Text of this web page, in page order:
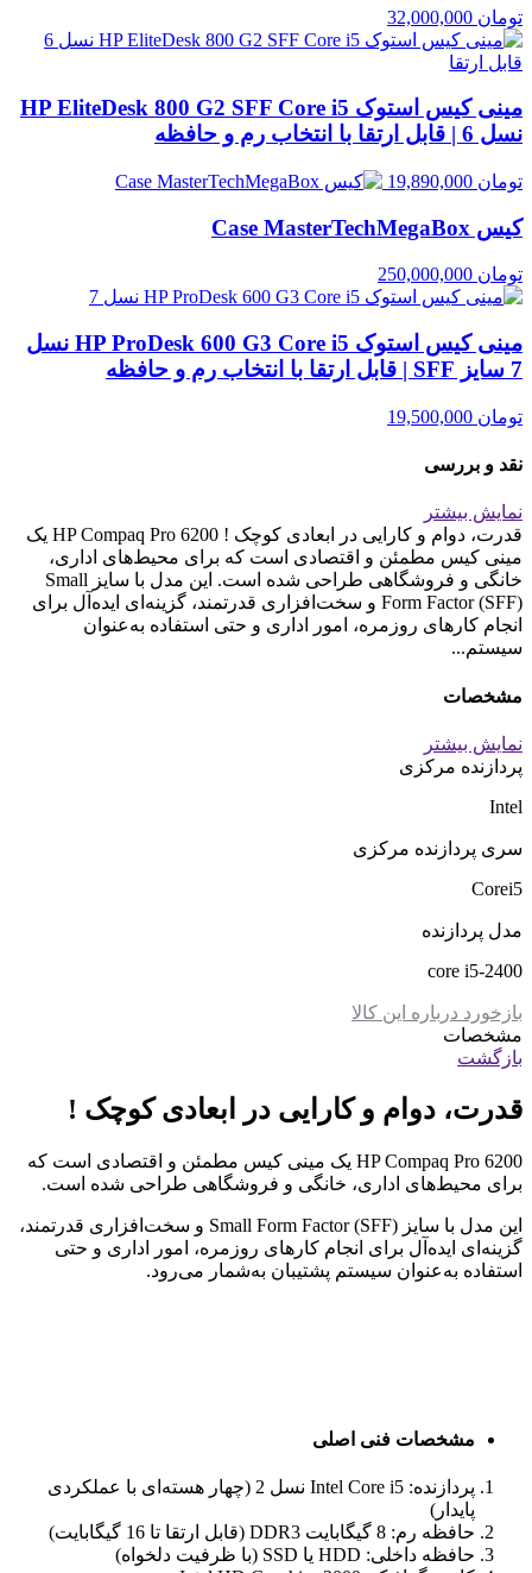
تومان
مینی کیس استوک HP EliteDesk 800 G2 SFF Core i5
نسل 6 | قابل ارتقا با انتخاب رم و حافظه
تومان
کیس Case MasterTechMegaBox
تومان
مینی کیس استوک HP ProDesk 600 G3 Core i5 نسل
7 سایز SFF | قابل ارتقا با انتخاب رم و حافظه
تومان
نقد و بررسی
نمایش بیشتر
قدرت، دوام و کارایی در ابعادی کوچک ! HP Compaq Pro 6200 یک
مینی کیس مطمئن و اقتصادی است که برای محیط‌های اداری،
خانگی و فروشگاهی طراحی شده است. این مدل با سایز Small
Form Factor (SFF) و سخت‌افزاری قدرتمند، گزینه‌ای ایده‌آل برای
انجام کارهای روزمره، امور اداری و حتی استفاده به‌عنوان
سیستم...
مشخصات
نمایش بیشتر
پردازنده مرکزی
Intel
سری پردازنده مرکزی
Corei5
مدل پردازنده
core i5-2400
بازخورد درباره این کالا
مشخصات
بازگشت
قدرت، دوام و کارایی در ابعادی کوچک !
HP Compaq Pro 6200 یک مینی کیس مطمئن و اقتصادی است که
برای محیط‌های اداری، خانگی و فروشگاهی طراحی شده است.
این مدل با سایز Small Form Factor (SFF) و سخت‌افزاری قدرتمند،
گزینه‌ای ایده‌آل برای انجام کارهای روزمره، امور اداری و حتی
استفاده به‌عنوان سیستم پشتیبان به‌شمار می‌رود.
مشخصات فنی اصلی
پردازنده: Intel Core i5 نسل 2 (چهار هسته‌ای با عملکردی
پایدار)
حافظه رم: 8 گیگابایت DDR3 (قابل ارتقا تا 16 گیگابایت)
حافظه داخلی: HDD یا SSD (با ظرفیت دلخواه)